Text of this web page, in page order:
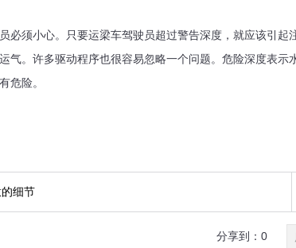
须小心。只要运梁车驾驶员超过警告深度，就应该引起
气。许多驱动程序也很容易忽略一个问题。危险深度表
危险。
细节
分享到： 0